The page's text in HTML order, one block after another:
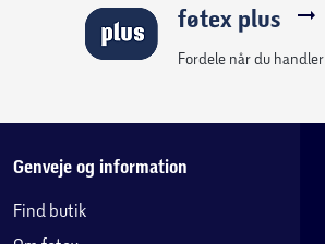
føtex plus
Fordele når du handler
Genveje og information
Find butik